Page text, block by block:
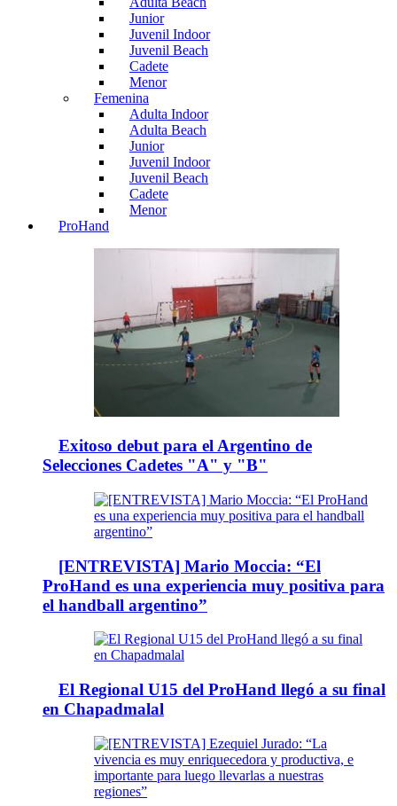
Junior
Juvenil Indoor
Juvenil Beach
Cadete
Menor
Femenina
Adulta Indoor
Adulta Beach
Junior
Juvenil Indoor
Juvenil Beach
Cadete
Menor
ProHand
Exitoso debut para el Argentino de
Selecciones Cadetes "A" y "B"
[ENTREVISTA] Mario Moccia: “El
ProHand es una experiencia muy positiva para
el handball argentino”
El Regional U15 del ProHand llegó a su final
en Chapadmalal